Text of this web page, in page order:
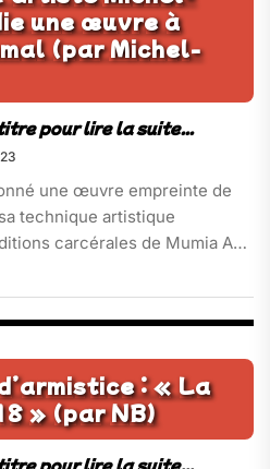
une œuvre à
(par Michel-
une œuvre empreinte de
technique artistique
carcérales de Mumia Abu
: « La
» (par NB)